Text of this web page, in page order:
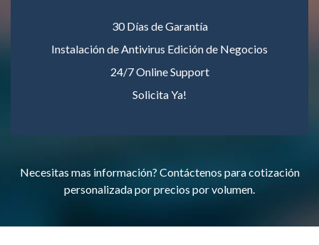
30 Días de Garantía
Instalación de Antivirus Edición de Negocios
24/7 Online Support
Solicita Ya!
Necesitas mas información? Contáctenos para cotización
personalizada por precios por volumen.